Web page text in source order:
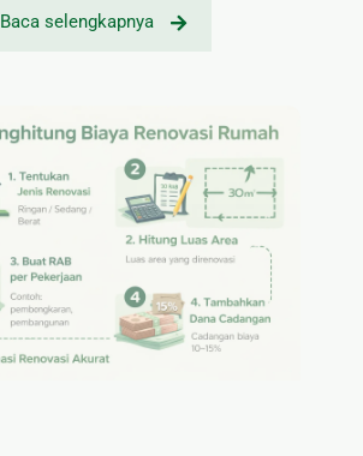
Baca selengkapnya